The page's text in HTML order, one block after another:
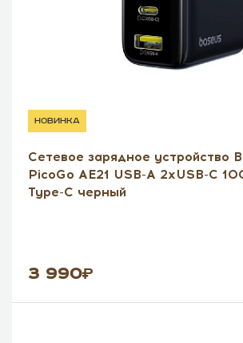
новинка
Сетевое зарядное устройство
PicoGo AE21 USB-A 2xUSB-C
Type-C черный
3 990